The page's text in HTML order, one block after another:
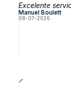
Excelente
Manuel Boulett
08-07-2026